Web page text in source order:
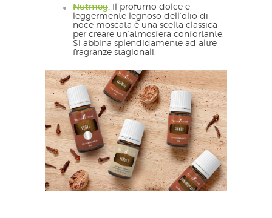
Nutmeg: Il profumo dolce e
leggermente legnoso dell’olio di
noce moscata è una scelta classica
per creare un’atmosfera confortante.
Si abbina splendidamente ad altre
fragranze stagionali.